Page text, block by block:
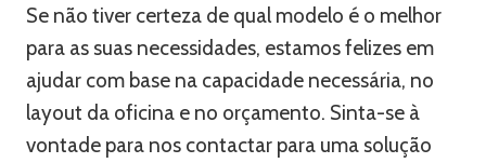
Se não tiver certeza de qual modelo é o melhor
para as suas necessidades, estamos felizes em
ajudar com base na capacidade necessária, no
layout da oficina e no orçamento. Sinta-se à
vontade para nos contactar para uma solução